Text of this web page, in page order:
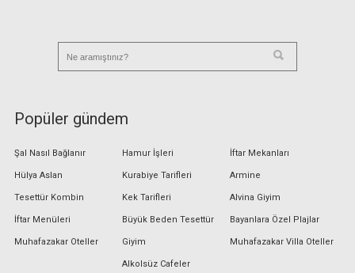
Popüler gündem
Şal Nasıl Bağlanır
Hülya Aslan
Tesettür Kombin
İftar Menüleri
Muhafazakar Oteller
Hamur İşleri
Kurabiye Tarifleri
Kek Tarifleri
Büyük Beden Tesettür
Giyim
Alkolsüz Cafeler
İftar Mekanları
Armine
Alvina Giyim
Bayanlara Özel Plajlar
Muhafazakar Villa Oteller